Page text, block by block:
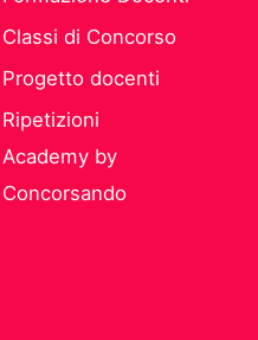
Classi di Concorso
Progetto docenti
Ripetizioni
Academy by
Concorsando